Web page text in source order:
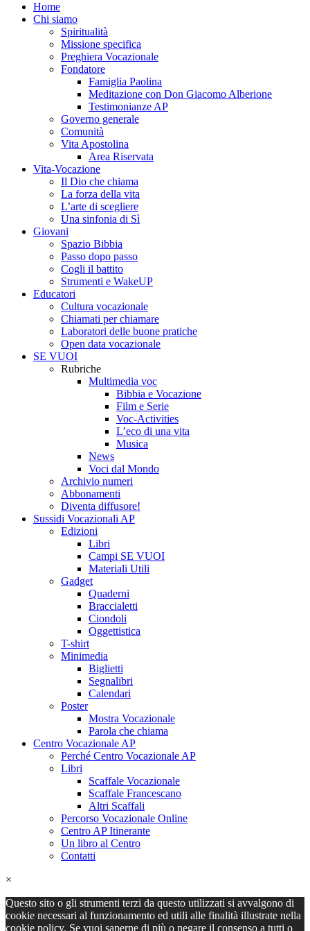
Home
Chi siamo
Spiritualità
Missione specifica
Preghiera Vocazionale
Fondatore
Famiglia Paolina
Meditazione con Don Giacomo Alberione
Testimonianze AP
Governo generale
Comunità
Vita Apostolina
Area Riservata
Vita-Vocazione
Il Dio che chiama
La forza della vita
L’arte di scegliere
Una sinfonia di Sì
Giovani
Spazio Bibbia
Passo dopo passo
Cogli il battito
Strumenti e WakeUP
Educatori
Cultura vocazionale
Chiamati per chiamare
Laboratori delle buone pratiche
Open data vocazionale
SE VUOI
Rubriche
Multimedia voc
Bibbia e Vocazione
Film e Serie
Voc-Activities
L’eco di una vita
Musica
News
Voci dal Mondo
Archivio numeri
Abbonamenti
Diventa diffusore!
Sussidi Vocazionali AP
Edizioni
Libri
Campi SE VUOI
Materiali Utili
Gadget
Quaderni
Braccialetti
Ciondoli
Oggettistica
T-shirt
Minimedia
Biglietti
Segnalibri
Calendari
Poster
Mostra Vocazionale
Parola che chiama
Centro Vocazionale AP
Perché Centro Vocazionale AP
Libri
Scaffale Vocazionale
Scaffale Francescano
Altri Scaffali
Percorso Vocazionale Online
Centro AP Itinerante
Un libro al Centro
Contatti
×
Questo sito o gli strumenti terzi da questo utilizzati si avvalgono di
cookie necessari al funzionamento ed utili alle finalità illustrate nella
cookie policy. Se vuoi saperne di più o negare il consenso a tutti o